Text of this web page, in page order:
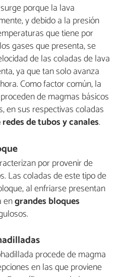
porque la lava
y debido a la presión
que tiene por
gases que presenta, se
de las coladas de lava
ya que tan solo avanza
Como factor común, la
de magmas básicos
en sus respectivas coladas
de tubos y canales.
por provenir de
Las coladas de este tipo de
al enfriarse presentan
engrandes bloques
procede de magma
en las que proviene